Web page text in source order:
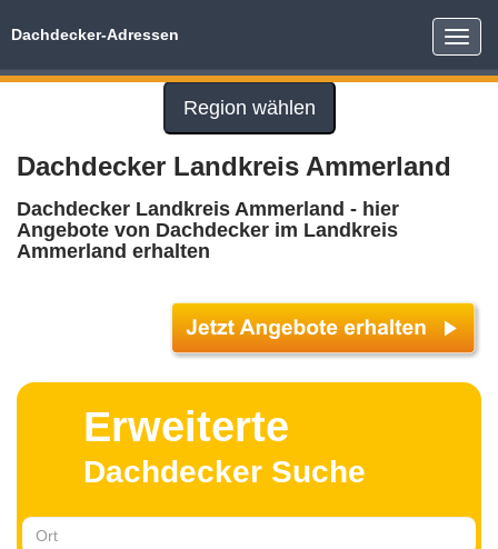
Toggle
Dachdecker-Adressen
Region wählen
Dachdecker Landkreis Ammerland
Dachdecker Landkreis Ammerland - hier
Angebote von Dachdecker im Landkreis
Ammerland erhalten
Erweiterte
Dachdecker Suche